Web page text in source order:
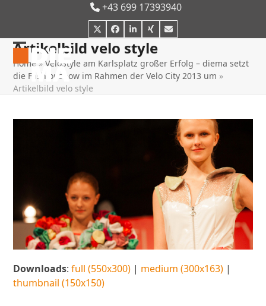
content
+43 699 17393940
TwitterFacebook
LinkedIn
XingE-
Mail
Open
mobile
menu
Close
mobile
menu
Artikelbild velo style
Home »VeloStyle am Karlsplatz großer Erfolg – diema setzt
die Fashionshow im Rahmen der Velo City 2013 um »
Artikelbild velo style
Downloads:full (550x300) | medium (300x163) |
thumbnail (150x150)